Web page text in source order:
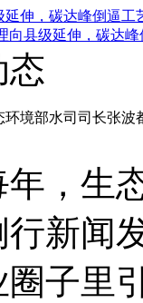
伸，碳达峰倒逼工
向县级延伸，碳达
态
环境部水司司长张
年，生
行新闻
圈子里